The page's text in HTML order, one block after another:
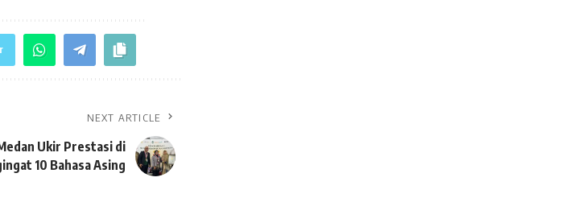
NEXT ARTICLE
Ukir Prestasi di
10 Bahasa Asing